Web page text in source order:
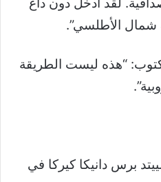
شمال الأطلسي”.
“هذه ليست الطريقة
برس دانيكا كيركا في